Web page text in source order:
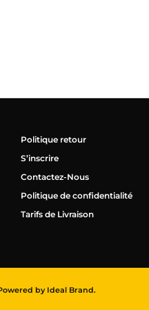
Politique retour
S’inscrire
Contactez-Nous
Politique de confidentialité
Tarifs de Livraison
by Ideal Brand.